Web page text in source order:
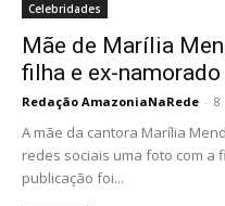
Celebridades
Mãe de Marília
filha e ex-namorado
Redação AmazoniaNaRede - 8
A mãe da cantora Marília
redes sociais uma foto com a
publicação foi...